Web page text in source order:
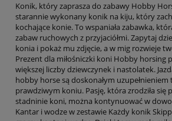
Konik, który zaprasza do zabawy Hobby
starannie wykonany konik na kiju, który
kochające konie. To wspaniała zabawka,
zabaw ruchowych z przyjaciółmi. Zapytaj
konia i pokaż mu zdjęcie, a w mig rozwieje
Prezent dla miłośniczki koni Hobby horsing
większej liczby dziewczynek i nastolatek.
hobby horse są doskonałym
prawdziwym koniu. Pasję, która zrodziła się
stadninie koni, można kontynuować w
Kantar i wodze w zestawie Każdy konik